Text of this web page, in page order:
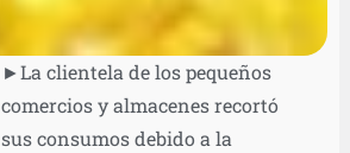
►La clientela de los pequeños
comercios y almacenes recortó
sus consumos debido a la